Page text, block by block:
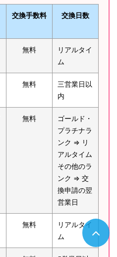
交換手数料 交換日数
無料
リアルタイ
ム
無料
三営業日以
内
無料
ゴールド・
プラチナラ
ンク ⇒ リ
アルタイム
その他のラ
ンク ⇒ 交
換申請の翌
営業日
無料
リアルタイ
ム